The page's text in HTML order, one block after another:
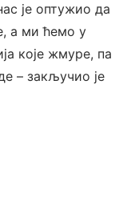
је оптужио да
а ми ћемо у
које жмуре, па
– закључио је